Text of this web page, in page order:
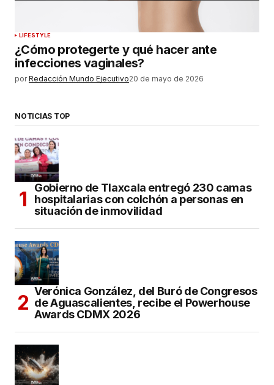
LIFESTYLE
¿Cómo protegerte y qué hacer ante
infecciones vaginales?
por Redacción Mundo Ejecutivo20 de mayo de 2026
NOTICIAS TOP
Gobierno de Tlaxcala entregó 230 camas
hospitalarias con colchón a personas en
situación de inmovilidad
Verónica González, del Buró de Congresos
de Aguascalientes, recibe el Powerhouse
Awards CDMX 2026